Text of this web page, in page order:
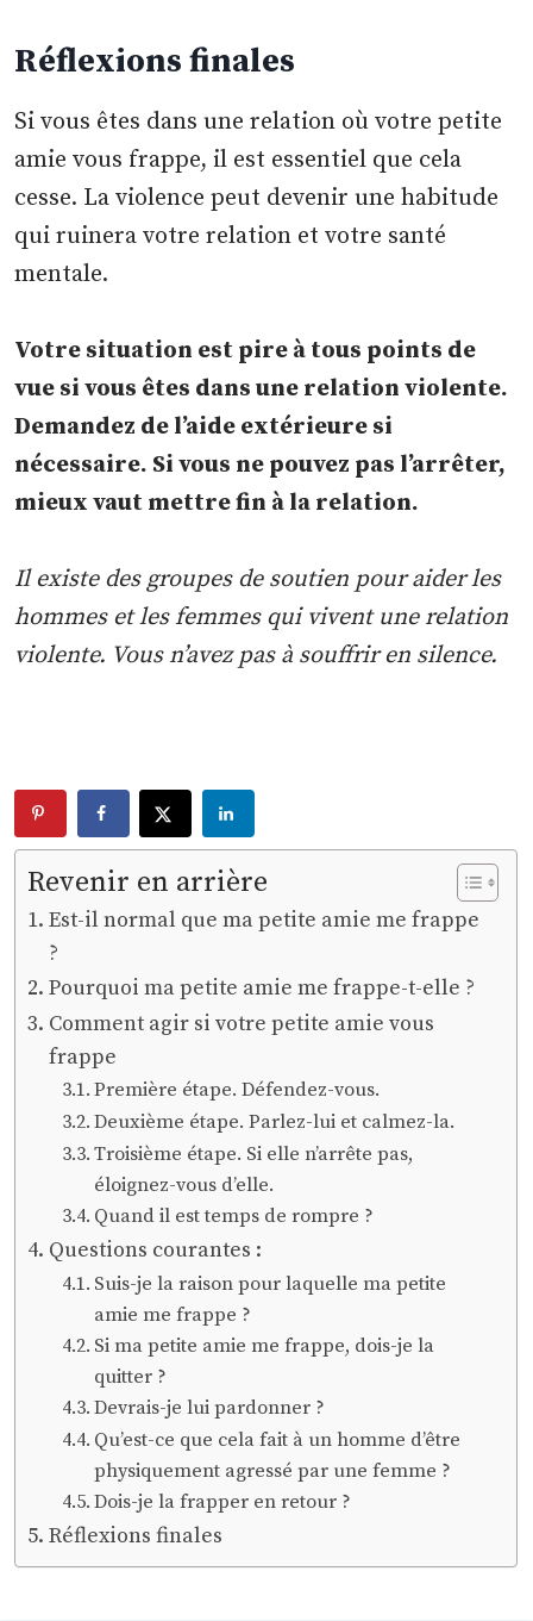
Réflexions finales
Si vous êtes dans une relation où votre petite
amie vous frappe, il est essentiel que cela
cesse. La violence peut devenir une habitude
qui ruinera votre relation et votre santé
mentale.
Votre situation est pire à tous points de
vue si vous êtes dans une relation violente.
Demandez de l’aide extérieure si
nécessaire. Si vous ne pouvez pas l’arrêter,
mieux vaut mettre fin à la relation.
Il existe des groupes de soutien pour aider les
hommes et les femmes qui vivent une relation
violente. Vous n’avez pas à souffrir en silence.
Revenir en arrière
Est-il normal que ma petite amie me frappe
?
Pourquoi ma petite amie me frappe-t-elle ?
Comment agir si votre petite amie vous
frappe
Première étape. Défendez-vous.
Deuxième étape. Parlez-lui et calmez-la.
Troisième étape. Si elle n’arrête pas,
éloignez-vous d’elle.
Quand il est temps de rompre ?
Questions courantes :
Suis-je la raison pour laquelle ma petite
amie me frappe ?
Si ma petite amie me frappe, dois-je la
quitter ?
Devrais-je lui pardonner ?
Qu’est-ce que cela fait à un homme d’être
physiquement agressé par une femme ?
Dois-je la frapper en retour ?
Réflexions finales